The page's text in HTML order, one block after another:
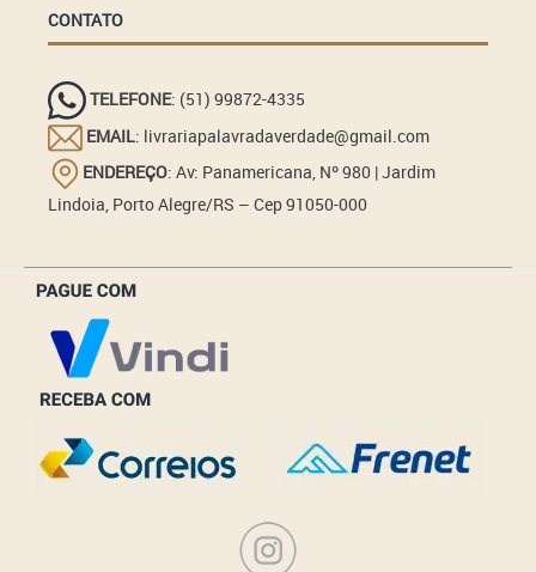
CONTATO
TELEFONE: (51) 99872-4335
EMAIL: livrariapalavradaverdade@gmail.com
ENDEREÇO: Av: Panamericana, Nº 980 | Jardim
Lindoia, Porto Alegre/RS – Cep 91050-000